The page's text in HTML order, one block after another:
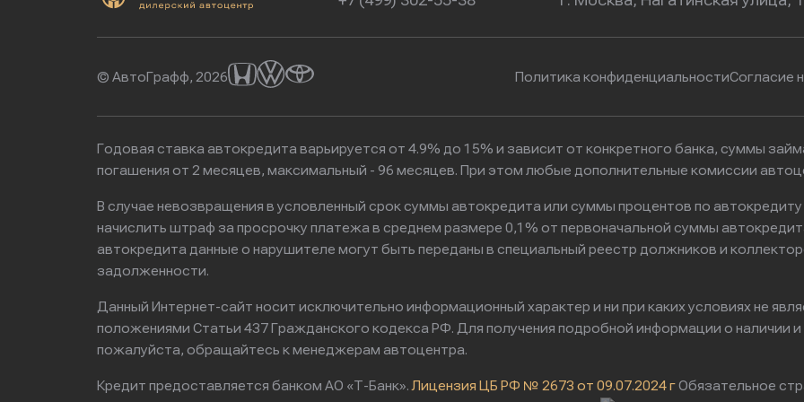
© АвтоГрафф, 2026 Политика конфиденциальностиСогласие
Годовая ставка автокредита варьируется от 4.9% до 15% и зависит от конкретного банка, суммы
погашения от 2 месяцев, максимальный - 96 месяцев. При этом любые дополнительные комиссии
В случае невозвращения в условленный срок суммы автокредита или суммы процентов по
начислить штраф за просрочку платежа в среднем размере 0,1% от первоначальной суммы
автокредита данные о нарушителе могут быть переданы в специальный реестр должников и
задолженности.
Данный Интернет-сайт носит исключительно информационный характер и ни при каких условиях не
положениями Статьи 437 Гражданского кодекса РФ. Для получения подробной информации о наличии
пожалуйста, обращайтесь к менеджерам автоцентра.
Кредит предоставляется банком АО «Т-Банк». Лицензия ЦБ РФ № 2673 от 09.07.2024 гОбязательное